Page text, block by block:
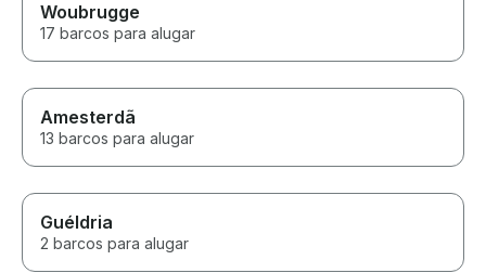
Woubrugge
17 barcos para alugar
Amesterdã
13 barcos para alugar
Guéldria
2 barcos para alugar